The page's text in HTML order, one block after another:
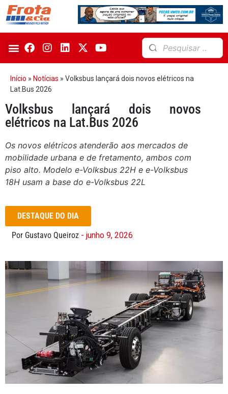
Início » Notícias » Volksbus lançará dois novos elétricos na
Lat.Bus 2026
Volksbus lançará dois novos
elétricos na Lat.Bus 2026
Os novos elétricos atenderão aos mercados de
mobilidade urbana e de fretamento, ambos com
piso alto. Modelo e-Volksbus 22H e e-Volksbus
18H usam a base do e-Volksbus 22L
DESTAQUE DO DIA
Por Gustavo Queiroz - junho 9, 2026